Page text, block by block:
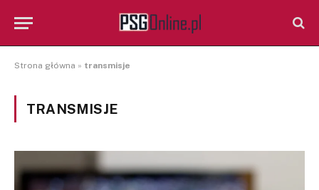
Strona główna » transmisje
TRANSMISJE